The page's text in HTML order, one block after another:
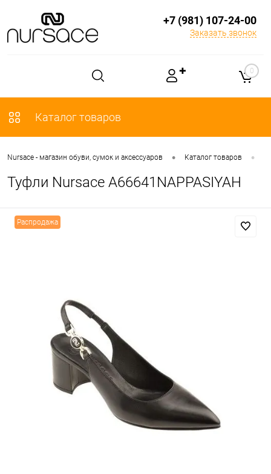
+7 (981) 107-24-00
Заказать звонок
✚ 0
Каталог товаров
Nursace - магазин обуви, сумок и аксессуаров • Каталог товаров •
Туфли Nursace A66641NAPPASIYAH
Распродажа